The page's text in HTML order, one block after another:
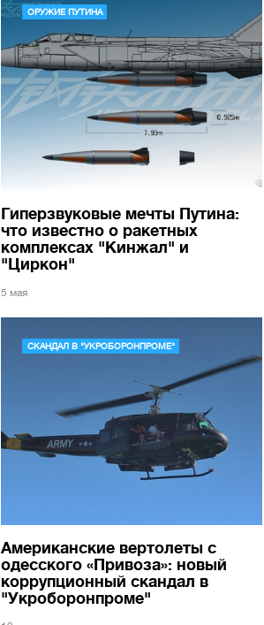
ОРУЖИЕ ПУТИНА
Гиперзвуковые мечты Путина:
что известно о ракетных
комплексах "Кинжал" и
"Циркон"
5 мая
СКАНДАЛ В "УКРОБОРОНПРОМЕ"
Американские вертолеты с
одесского «Привоза»: новый
коррупционный скандал в
"Укроборонпроме"